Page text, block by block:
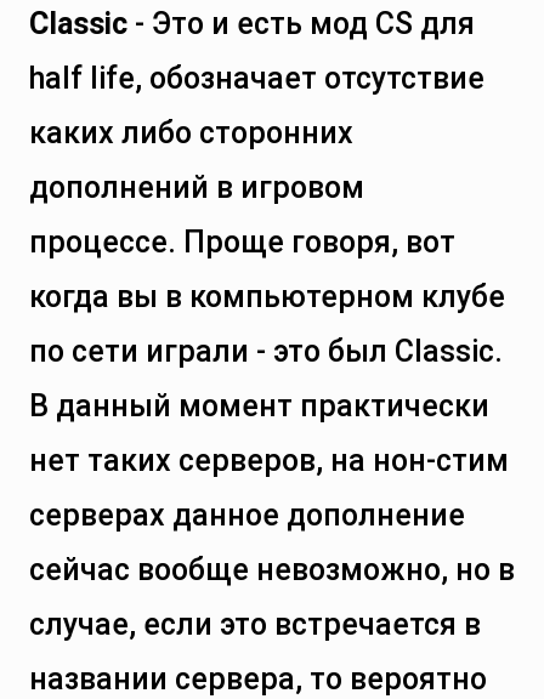
Classic - Это и есть мод CS для
half life, обозначает отсутствие
каких либо сторонних
дополнений в игровом
процессе. Проще говоря, вот
когда вы в компьютерном клубе
по сети играли - это был Classic.
В данный момент практически
нет таких серверов, на нон-стим
серверах данное дополнение
сейчас вообще невозможно, но в
случае, если это встречается в
названии сервера, то вероятно